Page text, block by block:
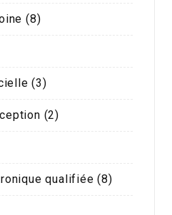
(8)
(3)
(2)
qualifiée (8)